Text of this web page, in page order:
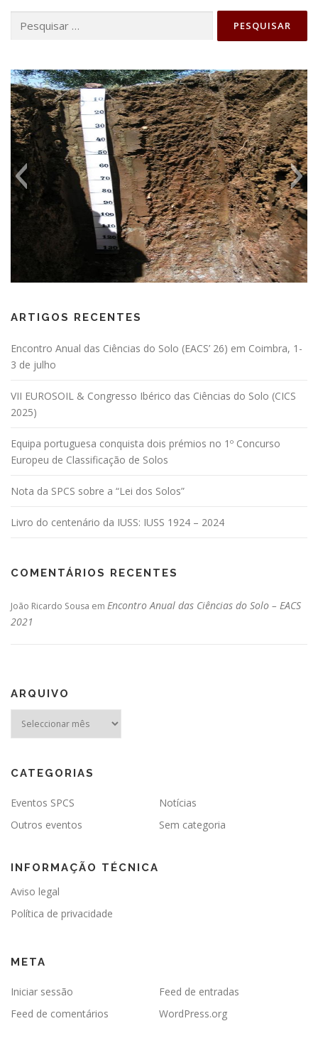
por:
ARTIGOS RECENTES
Encontro Anual das Ciências do Solo (EACS’ 26) em Coimbra, 1-
3 de julho
VII EUROSOIL & Congresso Ibérico das Ciências do Solo (CICS
2025)
Equipa portuguesa conquista dois prémios no 1º Concurso
Europeu de Classificação de Solos
Nota da SPCS sobre a “Lei dos Solos”
Livro do centenário da IUSS: IUSS 1924 – 2024
COMENTÁRIOS RECENTES
João Ricardo Sousa em Encontro Anual das Ciências do Solo – EACS
2021
ARQUIVO
CATEGORIAS
Eventos SPCS
Notícias
Outros eventos
Sem categoria
INFORMAÇÃO TÉCNICA
Aviso legal
Política de privacidade
META
Iniciar sessão
Feed de entradas
Feed de comentários
WordPress.org